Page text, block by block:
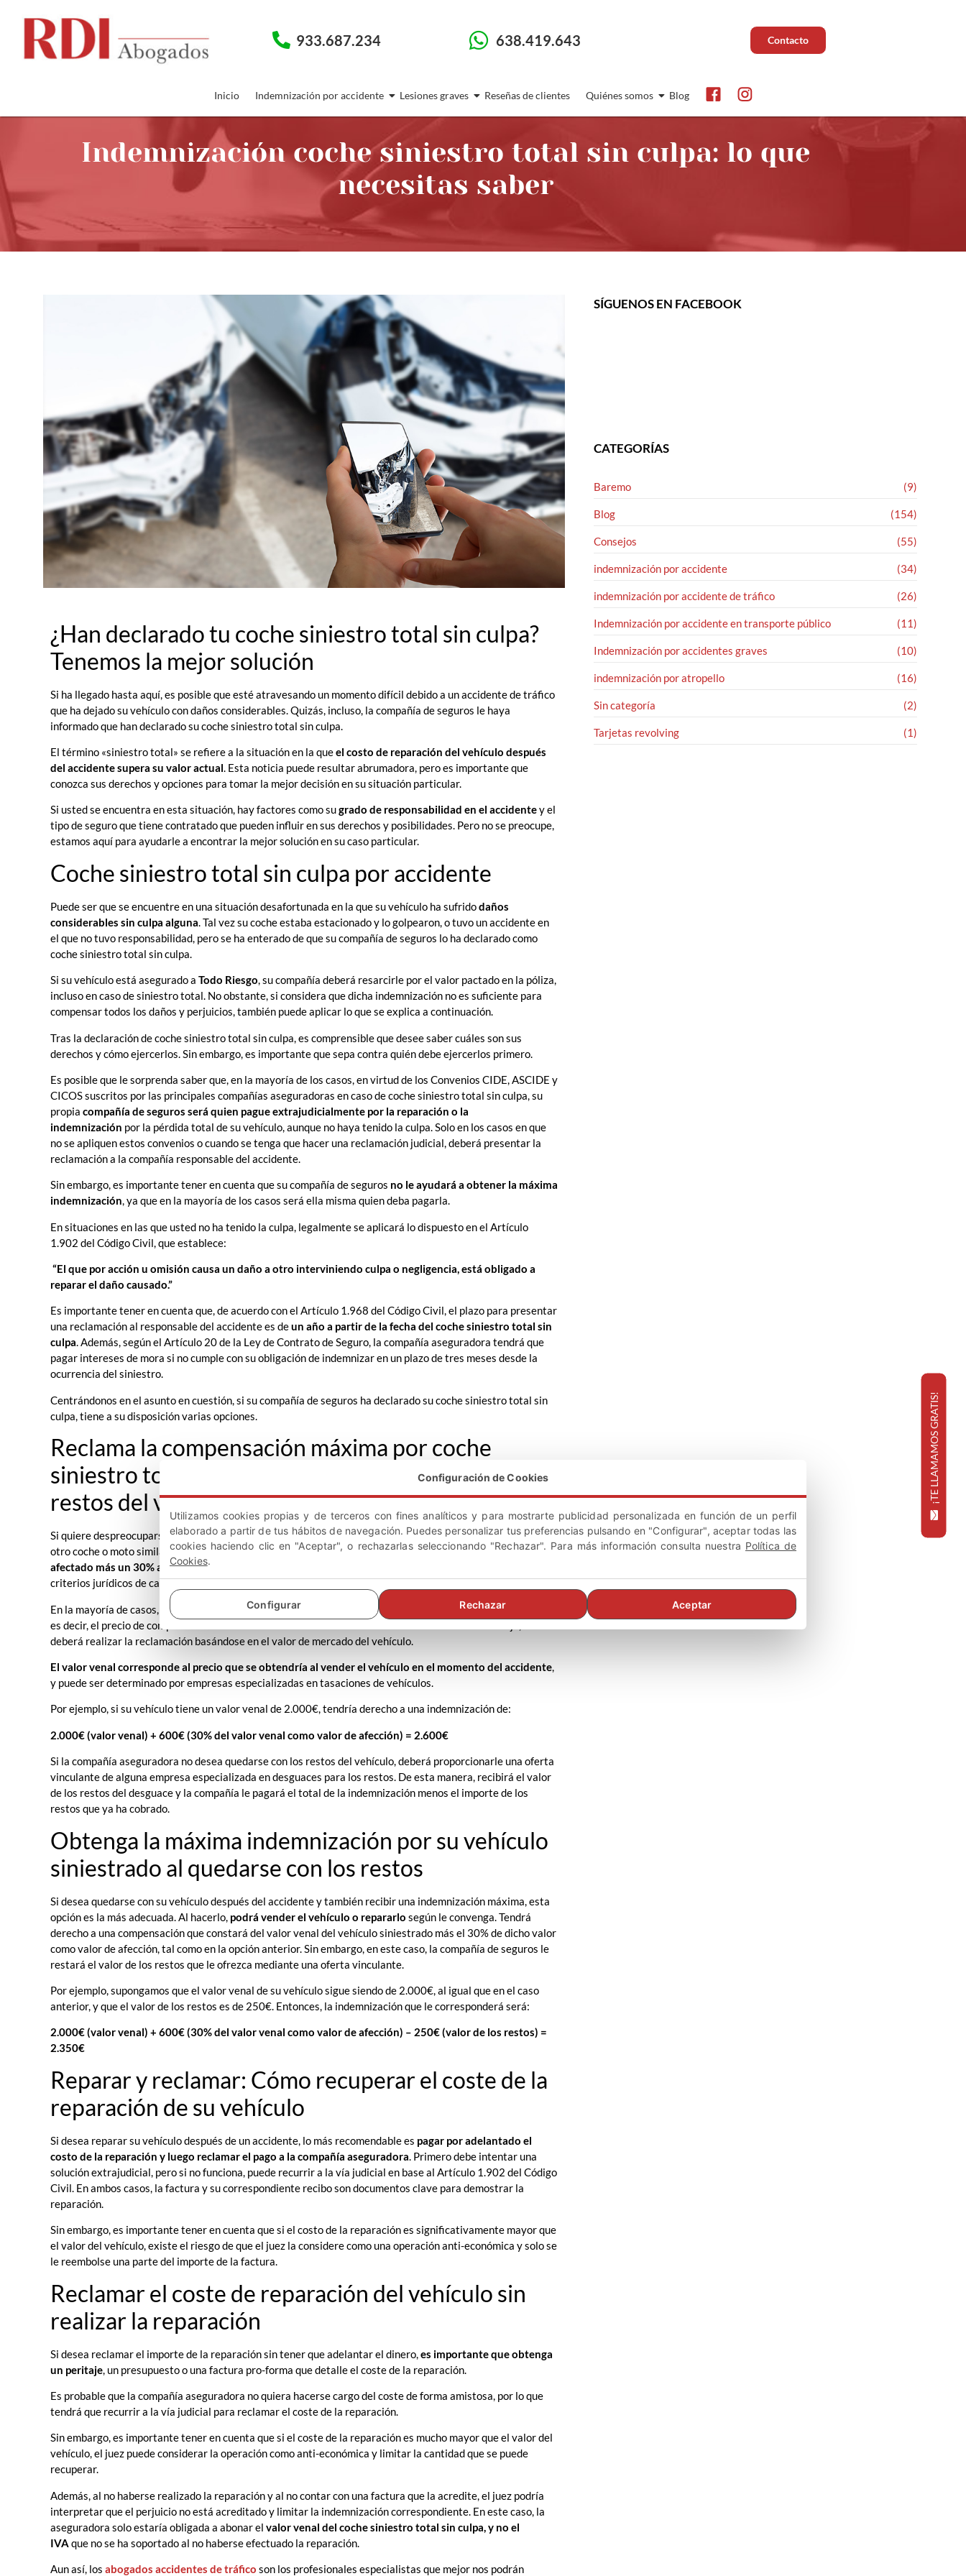
933.687.234 638.419.643 Contacto
Inicio Indemnización por accidente Lesiones graves Reseñas de clientes Quiénes somos Blog
Indemnización coche siniestro total sin culpa: lo que
necesitas saber
¿Han declarado tu coche siniestro total sin culpa?
Tenemos la mejor solución
Si ha llegado hasta aquí, es posible que esté atravesando un momento difícil debido a un accidente de tráfico
que ha dejado su vehículo con daños considerables. Quizás, incluso, la compañía de seguros le haya
informado que han declarado su coche siniestro total sin culpa.
El término «siniestro total» se refiere a la situación en la queel costo de reparación del vehículo después
del accidente supera su valor actual. Esta noticia puede resultar abrumadora, pero es importante que
conozca sus derechos y opciones para tomar la mejor decisión en su situación particular.
Si usted se encuentra en esta situación, hay factores como sugrado de responsabilidad en el accidentey el
tipo de seguro que tiene contratado que pueden influir en sus derechos y posibilidades. Pero no se preocupe,
estamos aquí para ayudarle a encontrar la mejor solución en su caso particular.
Coche siniestro total sin culpa por accidente
Puede ser que se encuentre en una situación desafortunada en la que su vehículo ha sufridodaños
considerables sin culpa alguna. Tal vez su coche estaba estacionado y lo golpearon, o tuvo un accidente en
el que no tuvo responsabilidad, pero se ha enterado de que su compañía de seguros lo ha declarado como
coche siniestro total sin culpa.
Si su vehículo está asegurado a Todo Riesgo, su compañía deberá resarcirle por el valor pactado en la póliza,
incluso en caso de siniestro total. No obstante, si considera que dicha indemnización no es suficiente para
compensar todos los daños y perjuicios, también puede aplicar lo que se explica a continuación.
Tras la declaración de coche siniestro total sin culpa, es comprensible que desee saber cuáles son sus
derechos y cómo ejercerlos. Sin embargo, es importante que sepa contra quién debe ejercerlos primero.
Es posible que le sorprenda saber que, en la mayoría de los casos, en virtud de los Convenios CIDE, ASCIDE y
CICOS suscritos por las principales compañías aseguradoras en caso de coche siniestro total sin culpa, su
propia compañía de seguros será quien pague extrajudicialmente por la reparación o la
indemnización por la pérdida total de su vehículo, aunque no haya tenido la culpa. Solo en los casos en que
no se apliquen estos convenios o cuando se tenga que hacer una reclamación judicial, deberá presentar la
reclamación a la compañía responsable del accidente.
Sin embargo, es importante tener en cuenta que su compañía de seguros no le ayudará a obtener la máxima
indemnización, ya que en la mayoría de los casos será ella misma quien deba pagarla.
En situaciones en las que usted no ha tenido la culpa, legalmente se aplicará lo dispuesto en el Artículo
1.902 del Código Civil, que establece:
“El que por acción u omisión causa un daño a otro interviniendo culpa o negligencia, está obligado a
reparar el daño causado.”
Es importante tener en cuenta que, de acuerdo con el Artículo 1.968 del Código Civil, el plazo para presentar
una reclamación al responsable del accidente es deun año a partir de la fecha del coche siniestro total sin
culpa. Además, según el Artículo 20 de la Ley de Contrato de Seguro, la compañía aseguradora tendrá que
pagar intereses de mora si no cumple con su obligación de indemnizar en un plazo de tres meses desde la
ocurrencia del siniestro.
Centrándonos en el asunto en cuestión, si su compañía de seguros ha declarado su coche siniestro total sin
culpa, tiene a su disposición varias opciones.
Reclama la compensación máxima por coche
siniestro total sin culpa y sin encargarte de los
restos del vehículo.
Si quiere despreocuparse del vehículo accidentado y obtener una compensación justa que le permita adquirir
otro coche o moto similar, la mejor opción es reclamar unaindemnización por el valor venal del vehículo
afectado más un 30% adicionalen concepto de valor de afección. Este porcentaje puede variar según
criterios jurídicos de cada región.
En la mayoría de casos, el valor resultante de la indemnización será similar al valor de mercado del vehículo,
es decir, el precio de compra en el momento del accidente. Si este valor resultara ser demasiado bajo, se
deberá realizar la reclamación basándose en el valor de mercado del vehículo.
El valor venal corresponde al precio que se obtendría al vender el vehículo en el momento del accidente,
y puede ser determinado por empresas especializadas en tasaciones de vehículos.
Por ejemplo, si su vehículo tiene un valor venal de 2.000€, tendría derecho a una indemnización de:
2.000€ (valor venal) + 600€ (30% del valor venal como valor de afección) = 2.600€
Si la compañía aseguradora no desea quedarse con los restos del vehículo, deberá proporcionarle una oferta
vinculante de alguna empresa especializada en desguaces para los restos. De esta manera, recibirá el valor
de los restos del desguace y la compañía le pagará el total de la indemnización menos el importe de los
restos que ya ha cobrado.
Obtenga la máxima indemnización por su vehículo
siniestrado al quedarse con los restos
Si desea quedarse con su vehículo después del accidente y también recibir una indemnización máxima, esta
opción es la más adecuada. Al hacerlo, podrá vender el vehículo o repararlo según le convenga. Tendrá
derecho a una compensación que constará del valor venal del vehículo siniestrado más el 30% de dicho valor
como valor de afección, tal como en la opción anterior. Sin embargo, en este caso, la compañía de seguros le
restará el valor de los restos que le ofrezca mediante una oferta vinculante.
Por ejemplo, supongamos que el valor venal de su vehículo sigue siendo de 2.000€, al igual que en el caso
anterior, y que el valor de los restos es de 250€. Entonces, la indemnización que le corresponderá será:
2.000€ (valor venal) + 600€ (30% del valor venal como valor de afección) – 250€ (valor de los restos) =
2.350€
Reparar y reclamar: Cómo recuperar el coste de la
reparación de su vehículo
Si desea reparar su vehículo después de un accidente, lo más recomendable es pagar por adelantado el
costo de la reparación y luego reclamar el pago a la compañía aseguradora. Primero debe intentar una
solución extrajudicial, pero si no funciona, puede recurrir a la vía judicial en base al Artículo 1.902 del Código
Civil. En ambos casos, la factura y su correspondiente recibo son documentos clave para demostrar la
reparación.
Sin embargo, es importante tener en cuenta que si el costo de la reparación es significativamente mayor que
el valor del vehículo, existe el riesgo de que el juez la considere como una operación anti-económica y solo se
le reembolse una parte del importe de la factura.
Reclamar el coste de reparación del vehículo sin
realizar la reparación
Si desea reclamar el importe de la reparación sin tener que adelantar el dinero, es importante que obtenga
un peritaje , un presupuesto o una factura pro-forma que detalle el coste de la reparación.
Es probable que la compañía aseguradora no quiera hacerse cargo del coste de forma amistosa, por lo que
tendrá que recurrir a la vía judicial para reclamar el coste de la reparación.
Sin embargo, es importante tener en cuenta que si el coste de la reparación es mucho mayor que el valor del
vehículo, el juez puede considerar la operación como anti-económica y limitar la cantidad que se puede
recuperar.
Además, al no haberse realizado la reparación y al no contar con una factura que la acredite, el juez podría
interpretar que el perjuicio no está acreditado y limitar la indemnización correspondiente. En este caso, la
aseguradora solo estaría obligada a abonar el valor venal del coche siniestro total sin culpa, y no el
IVA que no se ha soportado al no haberse efectuado la reparación.
Aun así, los abogados accidentes de tráfico son los profesionales especialistas que mejor nos podrán
SÍGUENOS EN FACEBOOK
CATEGORÍAS
Baremo (9)
Blog (154)
Consejos (55)
indemnización por accidente (34)
indemnización por accidente de tráfico (26)
Indemnización por accidente en transporte público (11)
Indemnización por accidentes graves (10)
indemnización por atropello (16)
Sin categoría (2)
Tarjetas revolving (1)
¡TE LLAMAMOS GRATIS!
Configuración de Cookies
Utilizamos cookies propias y de terceros con fines analíticos y para mostrarte publicidad personalizada en función de un perfil
elaborado a partir de tus hábitos de navegación. Puedes personalizar tus preferencias pulsando en "Configurar", aceptar todas las
cookies haciendo clic en "Aceptar", o rechazarlas seleccionando "Rechazar". Para más información consulta nuestra Política de
Cookies.
Configurar Rechazar Aceptar